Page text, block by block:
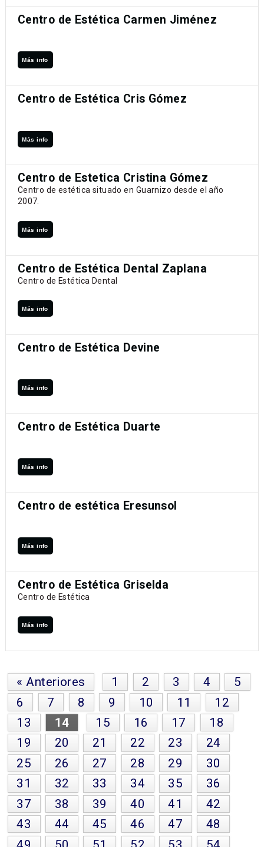
Centro de Estética Carmen Jiménez
Más info
Centro de Estética Cris Gómez
Más info
Centro de Estetica Cristina Gómez
Centro de estética situado en Guarnizo desde el año
2007.
Más info
Centro de Estética Dental Zaplana
Centro de Estética Dental
Más info
Centro de Estética Devine
Más info
Centro de Estética Duarte
Más info
Centro de estética Eresunsol
Más info
Centro de Estética Griselda
Centro de Estética
Más info
« Anteriores 1 2 3 4
5
6
7 8 9 10 11
12
13
14 15 16 17
18
19
20 21 22 23
24
25
26 27 28 29
30
31
32 33 34 35
36
37
38 39 40 41
42
43
44 45 46 47
48